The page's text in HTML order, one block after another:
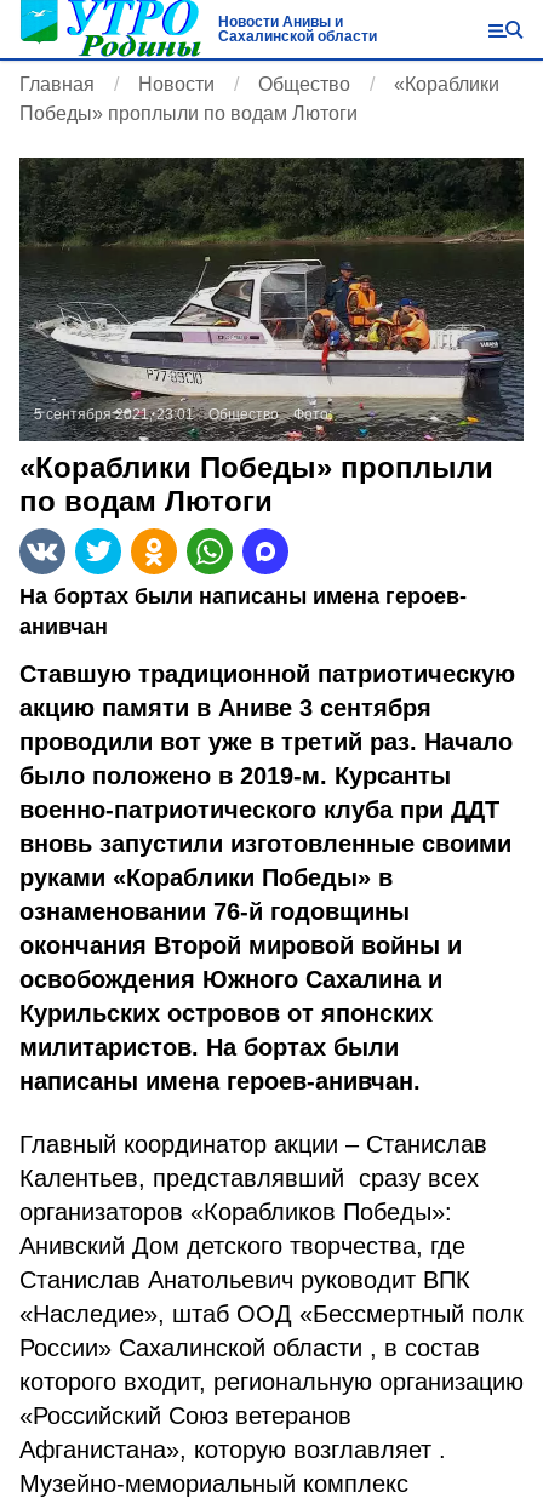
Новости Анивы и
Сахалинской области
Главная Новости Общество
«Кораблики
Победы» проплыли по водам Лютоги
5 сентября 2021, 23:01 Общество Фото:
«Кораблики Победы» проплыли
по водам Лютоги
На бортах были написаны имена героев-
анивчан
Ставшую традиционной патриотическую
акцию памяти в Аниве 3 сентября
проводили вот уже в третий раз. Начало
было положено в 2019-м. Курсанты
военно-патриотического клуба при ДДТ
вновь запустили изготовленные своими
руками «Кораблики Победы» в
ознаменовании 76-й годовщины
окончания Второй мировой войны и
освобождения Южного Сахалина и
Курильских островов от японских
милитаристов. На бортах были
написаны имена героев-анивчан.
Главный координатор акции – Станислав
Калентьев, представлявший сразу всех
организаторов «Корабликов Победы»:
Анивский Дом детского творчества, где
Станислав Анатольевич руководит ВПК
«Наследие», штаб ООД «Бессмертный полк
России» Сахалинской области , в состав
которого входит, региональную организацию
«Российский Союз ветеранов
Афганистана», которую возглавляет .
Музейно-мемориальный комплекс